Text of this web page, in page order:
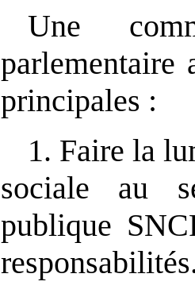
Une
parlementaire
principales :
1. Faire la
sociale au
publique